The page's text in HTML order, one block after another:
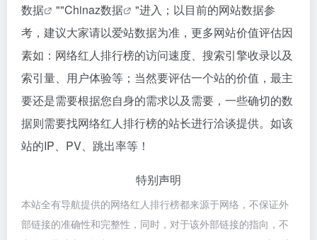
数据
""Chinaz数据
"进入；以目前的网站数据参
考，建议大家请以爱站数据为准，更多网站价值评估因
素如：网络红人排行榜的访问速度、搜索引擎收录以及
索引量、用户体验等；当然要评估一个站的价值，最主
要还是需要根据您自身的需求以及需要，一些确切的数
据则需要找网络红人排行榜的站长进行洽谈提供。如该
站的IP、PV、跳出率等！
特别声明
本站全有导航提供的网络红人排行榜都来源于网络，不保证外
部链接的准确性和完整性，同时，对于该外部链接的指向，不